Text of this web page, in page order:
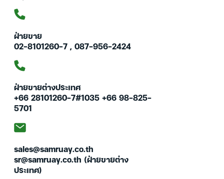
ฝ่ายขาย
02-8101260-7 , 087-956-2424
ฝ่ายขายต่างประเทศ
+66 28101260-7#1035 +66 98-825-
5701
sales@samruay.co.th
sr@samruay.co.th (ฝ่ายขายต่าง
ประเทศ)